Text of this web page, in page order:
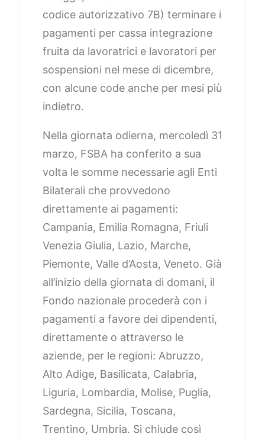
codice autorizzativo 7B) terminare i
pagamenti per cassa integrazione
fruita da lavoratrici e lavoratori per
sospensioni nel mese di dicembre,
con alcune code anche per mesi più
indietro.
Nella giornata odierna, mercoledì 31
marzo, FSBA ha conferito a sua
volta le somme necessarie agli Enti
Bilaterali che provvedono
direttamente ai pagamenti:
Campania, Emilia Romagna, Friuli
Venezia Giulia, Lazio, Marche,
Piemonte, Valle d’Aosta, Veneto. Già
all’inizio della giornata di domani, il
Fondo nazionale procederà con i
pagamenti a favore dei dipendenti,
direttamente o attraverso le
aziende, per le regioni: Abruzzo,
Alto Adige, Basilicata, Calabria,
Liguria, Lombardia, Molise, Puglia,
Sardegna, Sicilia, Toscana,
Trentino, Umbria. Si chiude così